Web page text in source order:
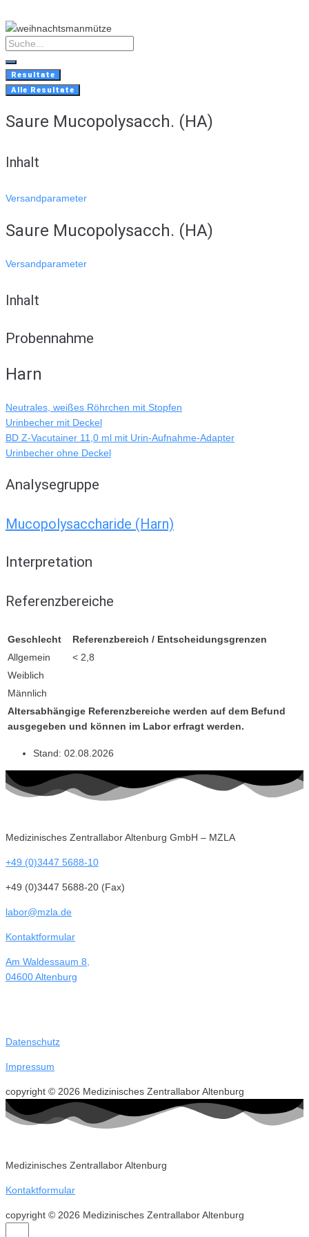
to
content
Search
...
Resultate
Alle Resultate
Saure Mucopolysacch. (HA)
Inhalt
Versandparameter
Saure Mucopolysacch. (HA)
Versandparameter
Inhalt
Probennahme
Harn
Neutrales, weißes Röhrchen mit Stopfen
Urinbecher mit Deckel
BD Z-Vacutainer 11,0 ml mit Urin-Aufnahme-Adapter
Urinbecher ohne Deckel
Analysegruppe
Mucopolysaccharide (Harn)
Interpretation
Referenzbereiche
Geschlecht Referenzbereich / Entscheidungsgrenzen
Altersabhängige Referenzbereiche werden auf dem Befund
ausgegeben und können im Labor erfragt werden.
Allgemein
< 2,8
Weiblich
Männlich
Stand: 02.08.2026
Medizinisches Zentrallabor Altenburg GmbH – MZLA
+49 (0)3447 5688-10
+49 (0)3447 5688-20 (Fax)
labor@mzla.de
Kontaktformular
Am Waldessaum 8,
04600 Altenburg
Datenschutz
Impressum
copyright © 2026 Medizinisches Zentrallabor Altenburg
Medizinisches Zentrallabor Altenburg
Kontaktformular
copyright © 2026 Medizinisches Zentrallabor Altenburg